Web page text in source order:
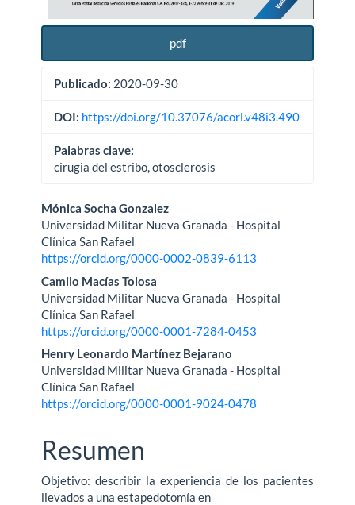
pdf
Publicado: 2020-09-30
DOI: https://doi.org/10.37076/acorl.v48i3.490
Palabras clave:
cirugia del estribo, otosclerosis
Contenido
principal
del
artículo
Mónica Socha Gonzalez
Universidad Militar Nueva Granada - Hospital
Clínica San Rafael
https://orcid.org/0000-0002-0839-6113
Camilo Macías Tolosa
Universidad Militar Nueva Granada - Hospital
Clínica San Rafael
https://orcid.org/0000-0001-7284-0453
Henry Leonardo Martínez Bejarano
Universidad Militar Nueva Granada - Hospital
Clínica San Rafael
https://orcid.org/0000-0001-9024-0478
Resumen
Objetivo: describir la experiencia de los pacientes
llevados a una estapedotomía en